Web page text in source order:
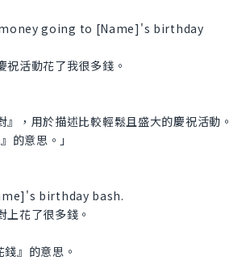
going to [Name]'s birthday
祝活動花了我很多錢。
』，用於描述比較輕鬆且盛大的慶祝活動。
的意思。」
birthday bash.
上花了很多錢。
』的意思。